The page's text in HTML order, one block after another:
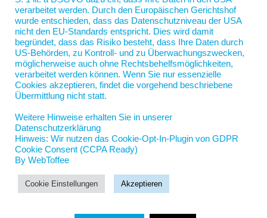
Nord-Coach Jan Scherping
Jahnstraße 5
jan.scherping@nord-coach.de
verarbeitet werden. Durch den Europäischen Gerichtshof
wurde entschieden, dass das Datenschutzniveau der USA
nicht den EU-Standards entspricht. Dies wird damit
begründet, dass das Risiko besteht, dass Ihre Daten durch
US-Behörden, zu Kontroll- und zu Überwachungszwecken,
möglicherweise auch ohne Rechtsbehelfsmöglichkeiten,
verarbeitet werden können. Wenn Sie nur essenzielle
Cookies akzeptieren, findet die vorgehend beschriebene
Übermittlung nicht statt.
Weitere Hinweise erhalten Sie in unserer
Datenschutzerklärung
Hinweis: Wir nutzen das Cookie-Opt-In-Plugin von GDPR
Cookie Consent (CCPA Ready)
By WebToffee
Cookie Einstellungen Akzeptieren